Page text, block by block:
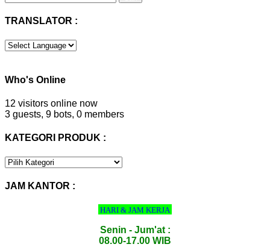
untuk:
TRANSLATOR :
Who's Online
12 visitors online now
3 guests, 9 bots, 0 members
KATEGORI PRODUK :
KATEGORI
JAM KANTOR :
HARI & JAM KERJA
Senin - Jum'at :
08.00-17.00 WIB